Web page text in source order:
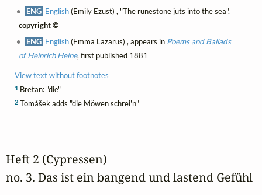
ENG English(Emily Ezust) , "The runestone juts into the sea",
copyright ©
ENG English(Emma Lazarus) , appears in Poems and Ballads
of Heinrich Heine, first published 1881
View text without footnotes
1Bretan: "die"
2Tomášek adds "die Möwen schrei'n"
Heft 2 (Cypressen)
no. 3. Das ist ein bangend und lastend Gefühl